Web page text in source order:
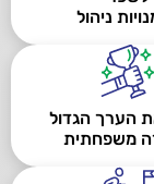
ניהול
הערך הגדול
משפחתית